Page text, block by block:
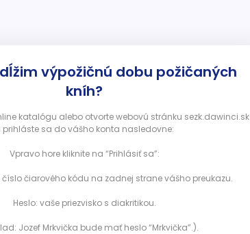
výpožičnú dobu požičaných
kníh?
katalógu alebo otvorte webovú stránku sezk.dawinci.sk
prihláste sa do vášho konta nasledovne:
Vpravo hore kliknite na “Prihlásiť sa”:
číslo čiarového kódu na zadnej strane vášho preukazu.
Heslo: vaše priezvisko s diakritikou.
Jozef Mrkvička bude mať heslo “Mrkvička”.).